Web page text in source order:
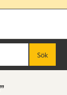
Sök